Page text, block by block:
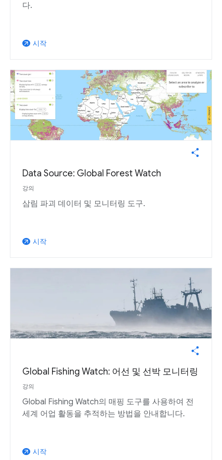
다.
arrow_outward 시작
Data Source: Global Forest Watch
강의
삼림 파괴 데이터 및 모니터링 도구.
arrow_outward 시작
Global Fishing Watch: 어선 및 선박 모니터링
강의
Global Fishing Watch의 매핑 도구를 사용하여 전
세계 어업 활동을 추적하는 방법을 안내합니다.
arrow_outward 시작